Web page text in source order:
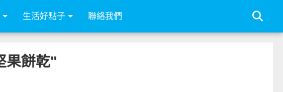
生活好點子 聯絡我們
果餅乾"